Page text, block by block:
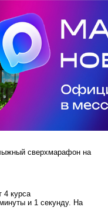
сверхмарафон на
4 курса
и 1 секунду. На